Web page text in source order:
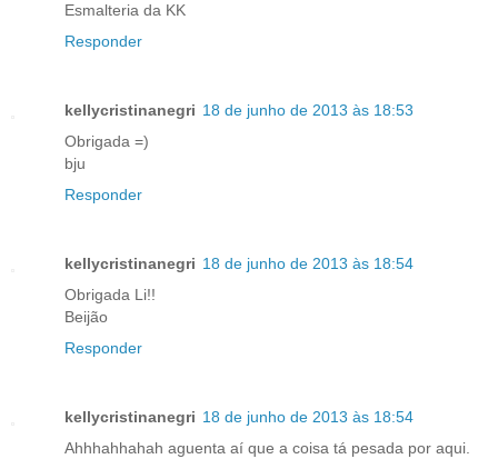
Esmalteria da KK
Responder
kellycristinanegri 18 de junho de 2013 às 18:53
Obrigada =)
bju
Responder
kellycristinanegri 18 de junho de 2013 às 18:54
Obrigada Li!!
Beijão
Responder
kellycristinanegri 18 de junho de 2013 às 18:54
Ahhhahhahah aguenta aí que a coisa tá pesada por aqui.